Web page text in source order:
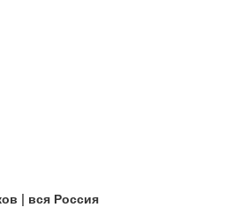
| вся Россия